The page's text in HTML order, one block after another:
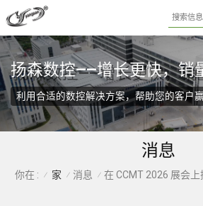
扬森数控——增长更快，销
利用合适的数控解决方案，帮助您的客户
消息
你在 : / 家 / 消息 / 在 CCMT 2026 展会